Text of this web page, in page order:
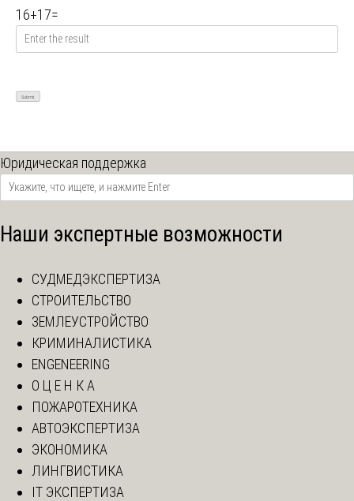
16+17=
Юридическая поддержка
Наши экспертные возможности
СУДМЕДЭКСПЕРТИЗА
СТРОИТЕЛЬСТВО
ЗЕМЛЕУСТРОЙСТВО
КРИМИНАЛИСТИКА
ENGENEERING
О Ц Е Н К А
ПОЖАРОТЕХНИКА
АВТОЭКСПЕРТИЗА
ЭКОНОМИКА
ЛИНГВИСТИКА
IT ЭКСПЕРТИЗА